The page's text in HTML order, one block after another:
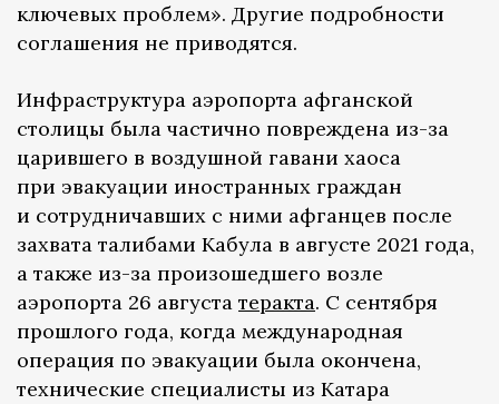
ключевых проблем». Другие подробности
соглашения не приводятся.
Инфраструктура аэропорта афганской
столицы была частично повреждена из-за
царившего в воздушной гавани хаоса
при эвакуации иностранных граждан
и сотрудничавших с ними афганцев после
захвата талибами Кабула в августе 2021 года,
а также из-за произошедшего возле
аэропорта 26 августа теракта. С сентября
прошлого года, когда международная
операция по эвакуации была окончена,
технические специалисты из Катара